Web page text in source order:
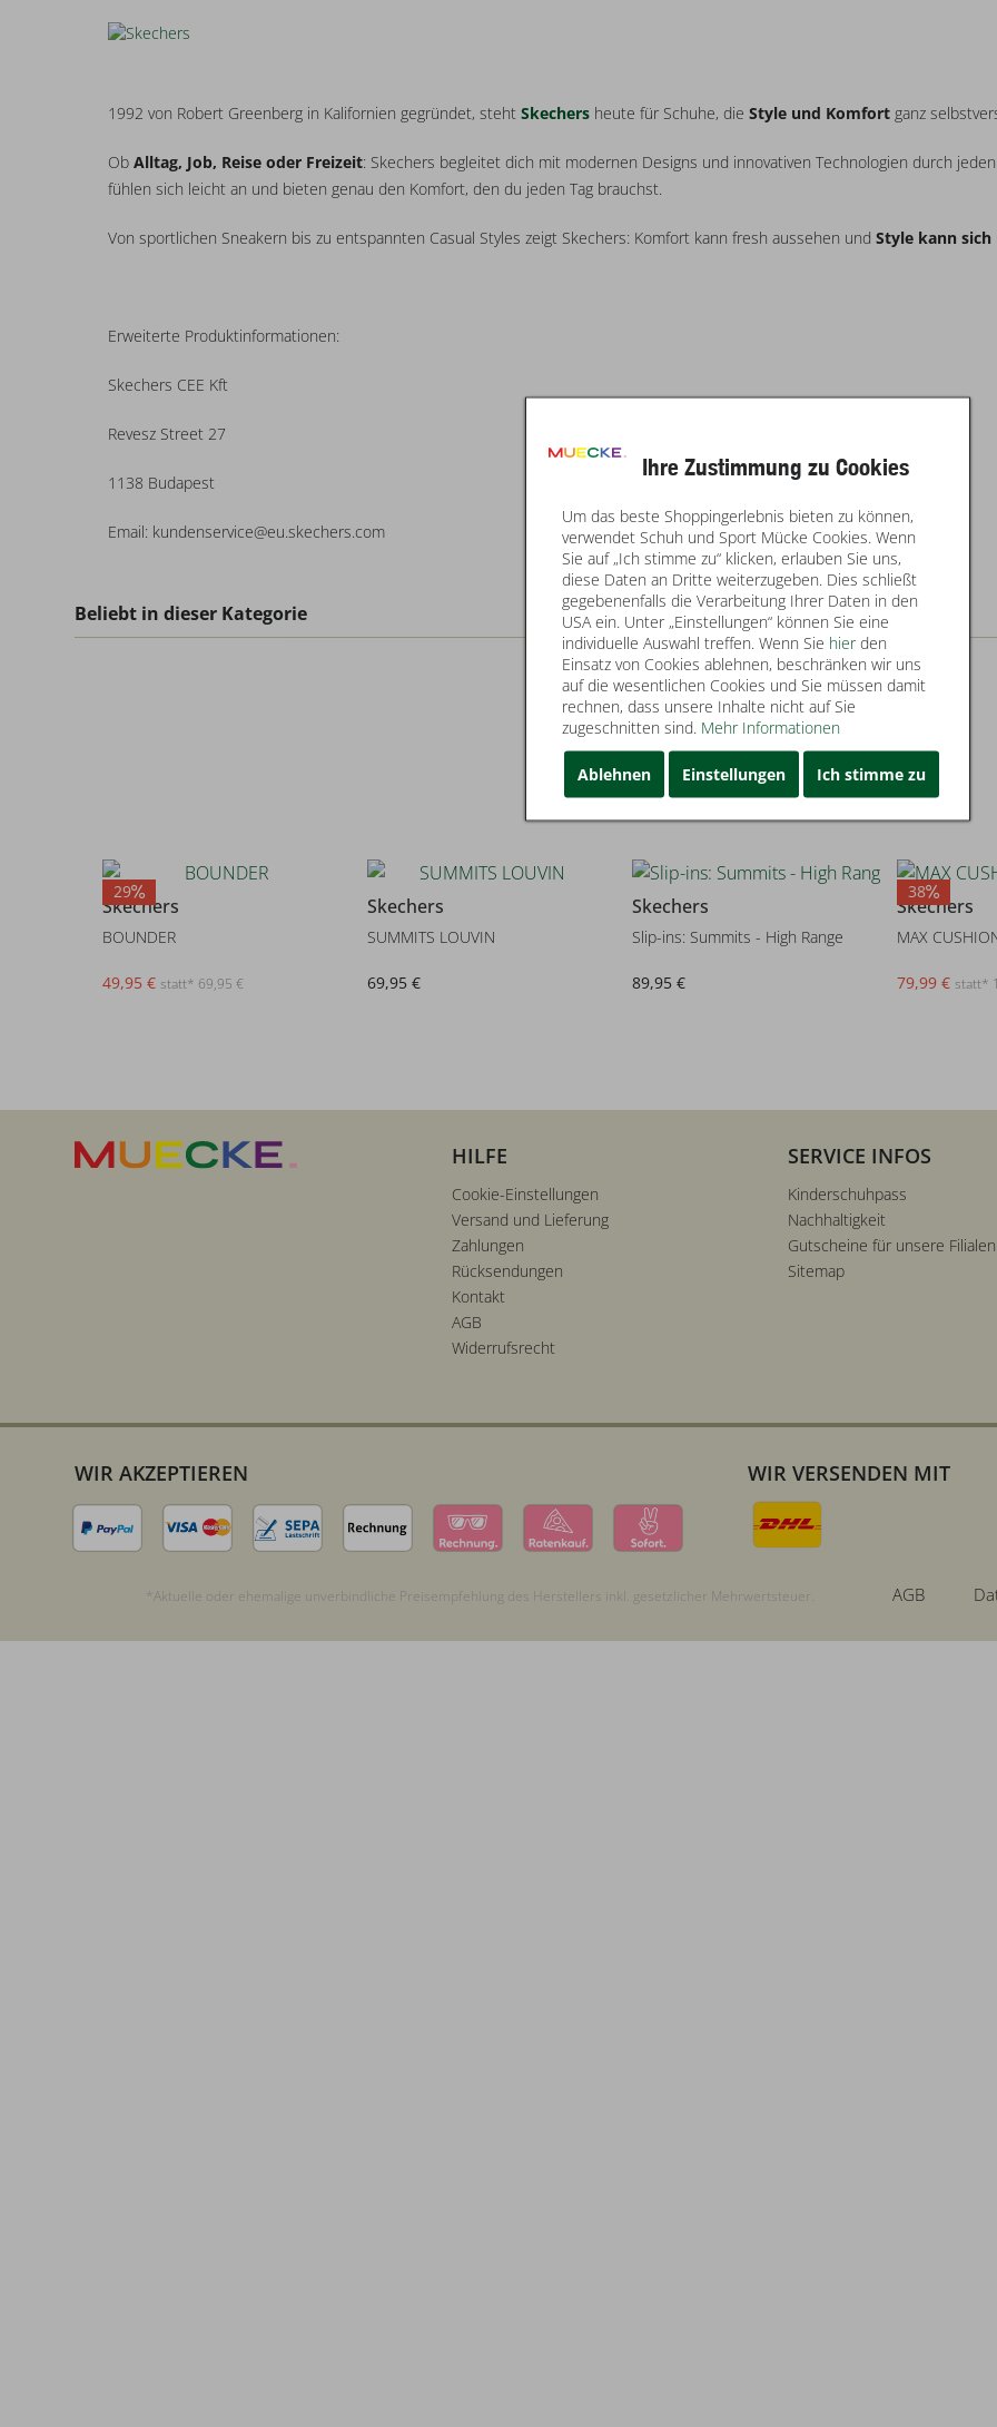
1992 von Robert Greenberg in Kalifornien gegründet, stehtSkechers heute für Schuhe, dieStyle und Komfort ganz
ObAlltag, Job, Reise oder Freizeit: Skechers begleitet dich mit modernen Designs und innovativen Technologien durch
fühlen sich leicht an und bieten genau den Komfort, den du jeden Tag brauchst.
Von sportlichen Sneakern bis zu entspannten Casual Styles zeigt Skechers: Komfort kann fresh aussehen undStyle kann
Erweiterte Produktinformationen:
Skechers CEE Kft
Revesz Street 27
1138 Budapest
Email: kundenservice@eu.skechers.com
Beliebt in dieser Kategorie
29
Skechers
BOUNDER
49,95 € statt* 69,95 €
Skechers
SUMMITS LOUVIN
69,95 €
Skechers
Slip-ins: Summits - High Range
89,95 €
38
Skechers
79,99 € statt*
HILFE
Cookie-Einstellungen
Versand und Lieferung
Zahlungen
Rücksendungen
Kontakt
AGB
Widerrufsrecht
SERVICE INFOS
Kinderschuhpass
Nachhaltigkeit
Gutscheine für unsere Filialen
Sitemap
WIR AKZEPTIEREN WIR VERSENDEN MIT
AGB
*Aktuelle oder ehemalige unverbindliche Preisempfehlung des Herstellers inkl. gesetzlicher Mehrwertsteuer.
Ihre Zustimmung zu Cookies
Um das beste Shoppingerlebnis bieten zu können,
verwendet Schuh und Sport Mücke Cookies. Wenn
Sie auf „Ich stimme zu“ klicken, erlauben Sie uns,
diese Daten an Dritte weiterzugeben. Dies schließt
gegebenenfalls die Verarbeitung Ihrer Daten in den
USA ein. Unter „Einstellungen“ können Sie eine
individuelle Auswahl treffen. Wenn Sie hierden
Einsatz von Cookies ablehnen, beschränken wir uns
auf die wesentlichen Cookies und Sie müssen damit
rechnen, dass unsere Inhalte nicht auf Sie
zugeschnitten sind. Mehr Informationen
Ablehnen Einstellungen Ich stimme zu